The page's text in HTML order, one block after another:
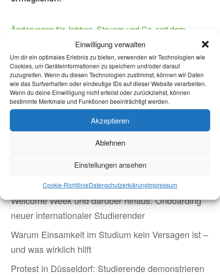
Einwilligung verwalten
Um dir ein optimales Erlebnis zu bieten, verwenden wir Technologien wie
Cookies, um Geräteinformationen zu speichern und/oder darauf
zuzugreifen. Wenn du diesen Technologien zustimmst, können wir Daten
wie das Surfverhalten oder eindeutige IDs auf dieser Website verarbeiten.
Wenn du deine Einwilligung nicht erteilst oder zurückziehst, können
bestimmte Merkmale und Funktionen beeinträchtigt werden.
Akzeptieren
Ablehnen
Einstellungen ansehen
Cookie-RichtlinieDatenschutzerklärungImpressum
Änderungen für Jobben, Steuern und Co. seit dem
12.02.2026| Aktuelles
Zum Jahresbeginn 2026 sind mehrere finanzielle
und sozialrechtliche Änderungen in Kraft getreten,
die auch Studierende betreffen. Dazu gehören
Anpassungen bei Mini- und Midi-Jobs, neue
steuerliche Freibeträge sowie Änderungen bei der
studentischen Krankenversicherung....
Welcome Week und darüber hinaus: Onboarding
neuer internationaler Studierender
Warum Einsamkeit im Studium kein Versagen ist –
und was wirklich hilft
Protest in Düsseldorf: Studierende demonstrieren